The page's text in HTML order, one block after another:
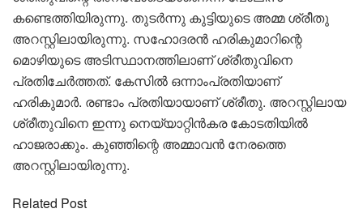
കണ്ടെത്തിയിരുന്നു. തുടർന്നു കുട്ടിയുടെ അമ്മ ശ്രീതു
അറസ്റ്റിലായിരുന്നു. സഹോദരൻ ഹരികുമാറിന്റെ
മൊഴിയുടെ അടിസ്ഥാനത്തിലാണ് ശ്രീതുവിനെ
പ്രതിചേർത്തത്. കേസിൽ ഒന്നാംപ്രതിയാണ്
ഹരികുമാർ. രണ്ടാം പ്രതിയായാണ് ശ്രീതു. അറസ്റ്റിലായ
ശ്രീതുവിനെ ഇന്നു നെയ്യാറ്റിൻകര കോടതിയിൽ
ഹാജരാക്കും. കുഞ്ഞിന്റെ അമ്മാവൻ നേരത്തെ
അറസ്റ്റിലായിരുന്നു.
Related Post